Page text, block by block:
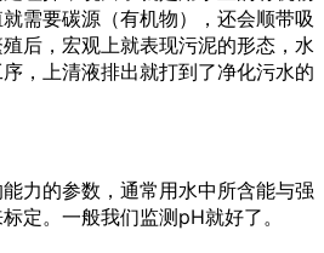
需要碳源（有机物），还会顺带吸
后，宏观上就表现污泥的形态，水
，上清液排出就打到了净化污水的
力的参数，通常用水中所含能与强
定。一般我们监测pH就好了。